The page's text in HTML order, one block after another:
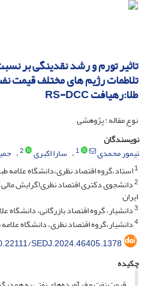
تاثیر تورم و رشد نقدینگی بر
تلاطمات رژیم های مختلف قیمت
طلا:رهیافت RS-DCC
نوع مقاله : پژوهشی
نویسندگان
تیمور محمدی
1 سارا اکبری 2
1استاد،گروه اقتصاد نظری،دانشگاه علامه
2دانشجوی دکتری اقتصاد نظری(گرایش
ایران
3دانشیار، گروه اقتصاد بازرگانی، دانشگاه
4دانشیار،گروه اقتصاد نظری، دانشگاه علامه
SEDJ.2024.46405.1378
چکیده